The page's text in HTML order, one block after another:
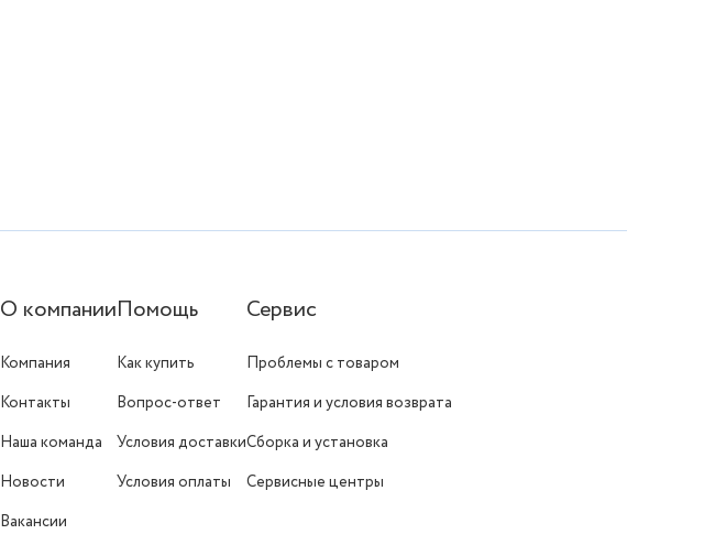
О компании
Компания
Контакты
Наша команда
Новости
Вакансии
Помощь
Как купить
Вопрос-ответ
Условия доставки
Условия оплаты
Сервис
Проблемы с товаром
Гарантия и условия возврата
Сборка и установка
Сервисные центры